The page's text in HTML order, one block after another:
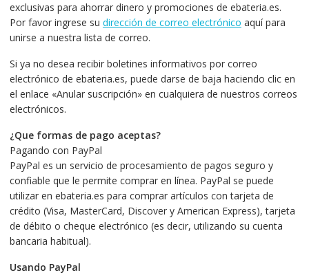
exclusivas para ahorrar dinero y promociones de ebateria.es.
Por favor ingrese su dirección de correo electrónico aquí para
unirse a nuestra lista de correo.
Si ya no desea recibir boletines informativos por correo
electrónico de ebateria.es, puede darse de baja haciendo clic en
el enlace «Anular suscripción» en cualquiera de nuestros correos
electrónicos.
¿Que formas de pago aceptas?
Pagando con PayPal
PayPal es un servicio de procesamiento de pagos seguro y
confiable que le permite comprar en línea. PayPal se puede
utilizar en ebateria.es para comprar artículos con tarjeta de
crédito (Visa, MasterCard, Discover y American Express), tarjeta
de débito o cheque electrónico (es decir, utilizando su cuenta
bancaria habitual).
Usando PayPal